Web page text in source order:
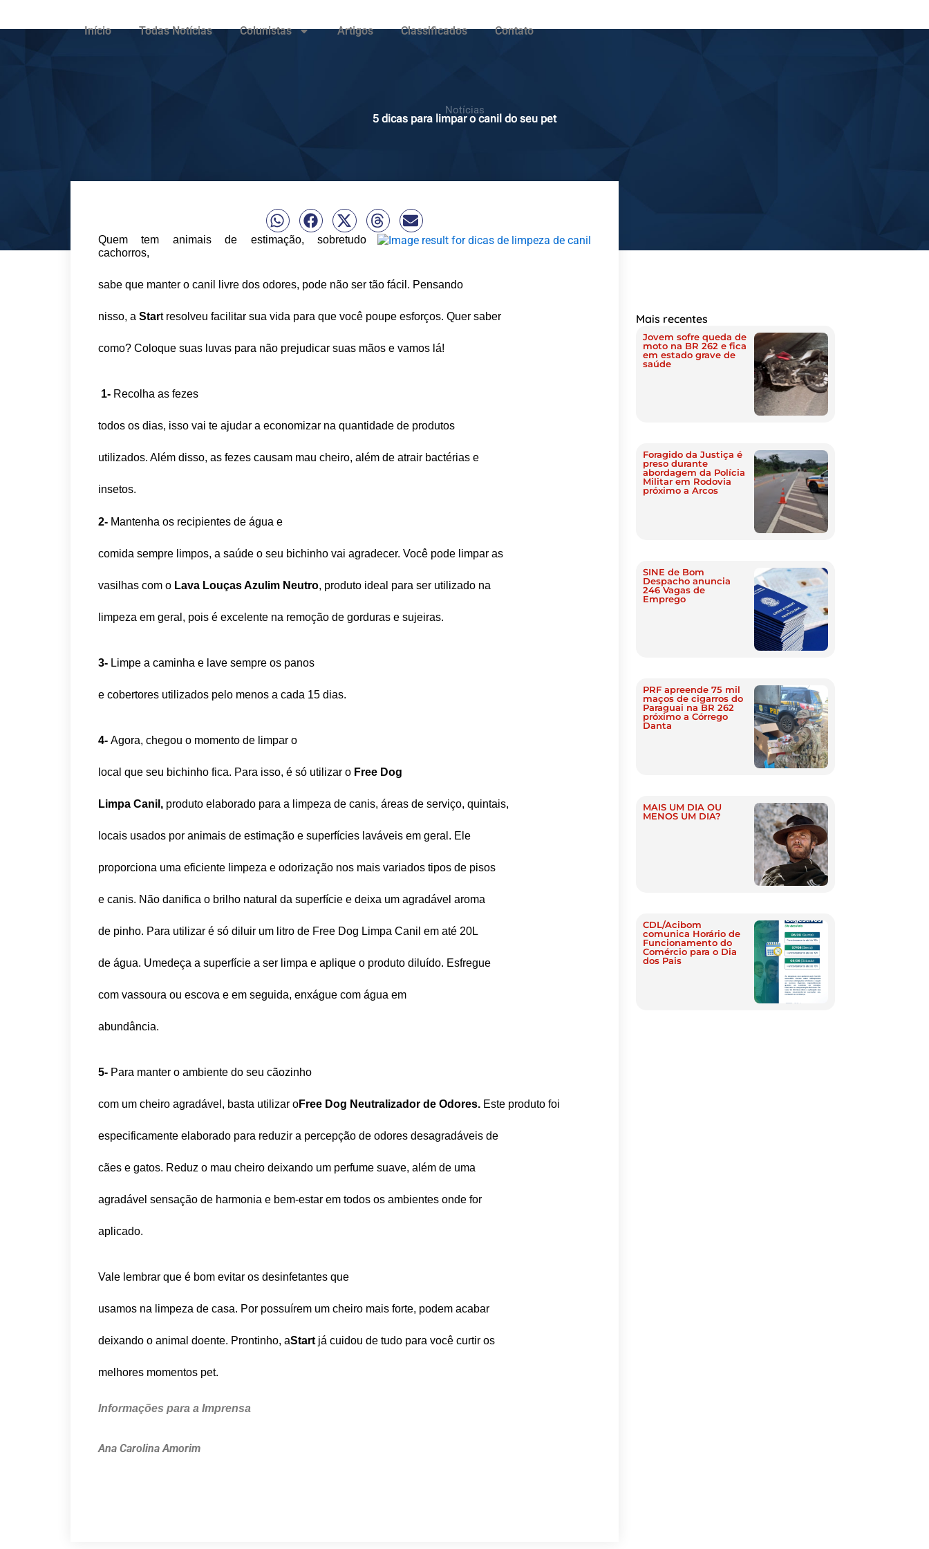
Início Todas Notícias Colunistas Artigos Classificados Contato
Notícias
5 dicas para limpar o canil do seu pet
Quem tem animais de estimação, sobretudo
cachorros,
sabe que manter o canil livre dos odores, pode não ser tão fácil. Pensando
nisso, a Start resolveu facilitar sua vida para que você poupe esforços. Quer saber
como? Coloque suas luvas para não prejudicar suas mãos e vamos lá!
1- Recolha as fezes
todos os dias, isso vai te ajudar a economizar na quantidade de produtos
utilizados. Além disso, as fezes causam mau cheiro, além de atrair bactérias e
insetos.
2- Mantenha os recipientes de água e
comida sempre limpos, a saúde o seu bichinho vai agradecer. Você pode limpar as
vasilhas com o Lava Louças Azulim Neutro, produto ideal para ser utilizado na
limpeza em geral, pois é excelente na remoção de gorduras e sujeiras.
3- Limpe a caminha e lave sempre os panos
e cobertores utilizados pelo menos a cada 15 dias.
4- Agora, chegou o momento de limpar o
local que seu bichinho fica. Para isso, é só utilizar o Free Dog
Limpa Canil, produto elaborado para a limpeza de canis, áreas de serviço, quintais,
locais usados por animais de estimação e superfícies laváveis em geral. Ele
proporciona uma eficiente limpeza e odorização nos mais variados tipos de pisos
e canis. Não danifica o brilho natural da superfície e deixa um agradável aroma
de pinho. Para utilizar é só diluir um litro de Free Dog Limpa Canil em até 20L
de água. Umedeça a superfície a ser limpa e aplique o produto diluído. Esfregue
com vassoura ou escova e em seguida, enxágue com água em
abundância.
5- Para manter o ambiente do seu cãozinho
com um cheiro agradável, basta utilizar oFree Dog Neutralizador de Odores. Este produto foi
especificamente elaborado para reduzir a percepção de odores desagradáveis de
cães e gatos. Reduz o mau cheiro deixando um perfume suave, além de uma
agradável sensação de harmonia e bem-estar em todos os ambientes onde for
aplicado.
Vale lembrar que é bom evitar os desinfetantes que
usamos na limpeza de casa. Por possuírem um cheiro mais forte, podem acabar
deixando o animal doente. Prontinho, aStart já cuidou de tudo para você curtir os
melhores momentos pet.
Informações para a Imprensa
Ana Carolina Amorim
Mais recentes
Jovem sofre queda de
moto na BR 262 e fica
em estado grave de
saúde
Foragido da Justiça é
preso durante
abordagem da Polícia
Militar em Rodovia
próximo a Arcos
SINE de Bom
Despacho anuncia
246 Vagas de
Emprego
PRF apreende 75 mil
maços de cigarros do
Paraguai na BR 262
próximo a Córrego
Danta
MAIS UM DIA OU
MENOS UM DIA?
CDL/Acibom
comunica Horário de
Funcionamento do
Comércio para o Dia
dos Pais